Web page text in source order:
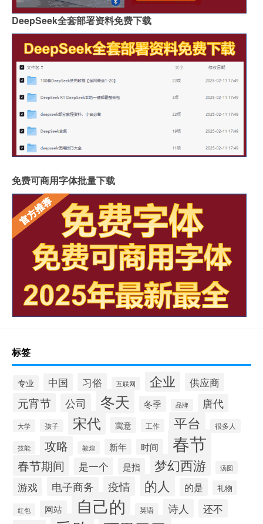
DeepSeek全套部署资料免费下载
免费可商用字体批量下载
标签
专业 中国 习俗 互联网 企业 供应商
元宵节 公司 冬天 冬季 品牌 唐代
大学 孩子 宋代 寓意 工作 平台 很多人
技能 攻略 敦煌 新年 时间 春节
春节期间 是一个 是指 梦幻西游 汤圆
游戏 电子商务 疫情 的人 的是 礼物
红包 网站 自己的 英语 诗人 还不